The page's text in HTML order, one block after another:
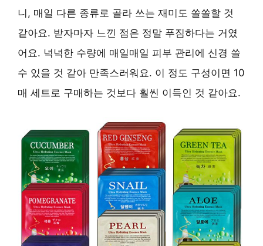
니, 매일 다른 종류로 골라 쓰는 재미도 쏠쏠할 것
같아요. 받자마자 느낀 점은 정말 푸짐하다는 거였
어요. 넉넉한 수량에 매일매일 피부 관리에 신경 쓸
수 있을 것 같아 만족스러워요. 이 정도 구성이면 10
매 세트로 구매하는 것보다 훨씬 이득인 것 같아요.